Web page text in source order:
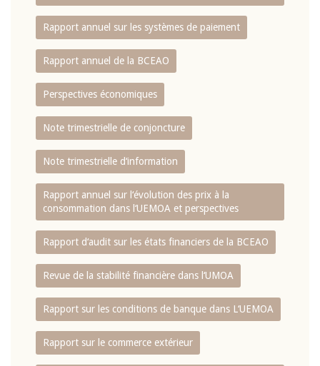
Rapport annuel sur les systèmes de paiement
Rapport annuel de la BCEAO
Perspectives économiques
Note trimestrielle de conjoncture
Note trimestrielle d‘information
Rapport annuel sur l‘évolution des prix à la
consommation dans l‘UEMOA et perspectives
Rapport d‘audit sur les états financiers de la BCEAO
Revue de la stabilité financière dans l‘UMOA
Rapport sur les conditions de banque dans L‘UEMOA
Rapport sur le commerce extérieur